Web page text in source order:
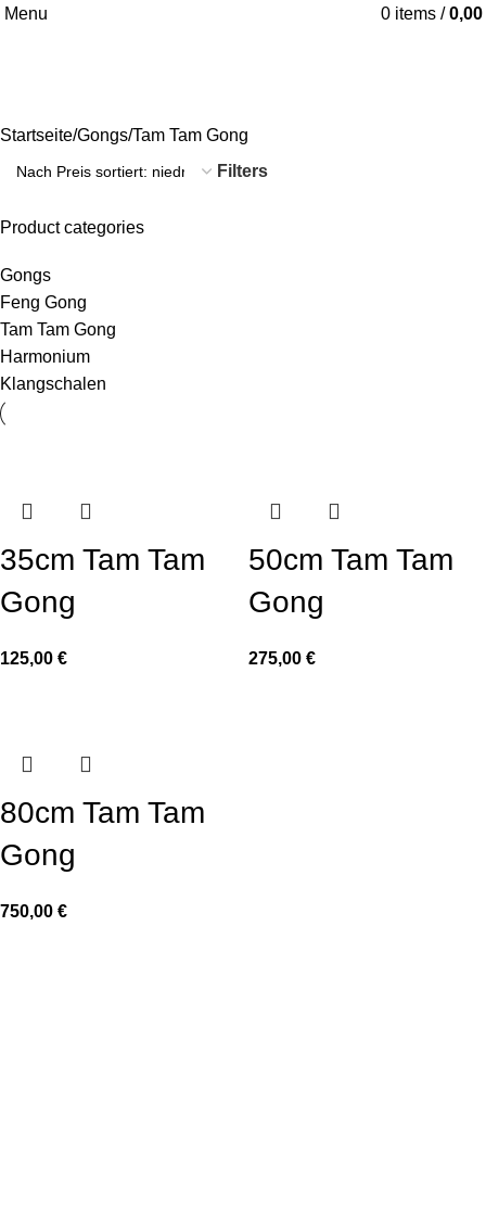
Menu 0 items / 0,00
Startseite Gongs Tam Tam Gong
Filters
Product categories
Gongs
Feng Gong
Tam Tam Gong
Harmonium
Klangschalen
35cm Tam Tam
Gong
125,00 €
50cm Tam Tam
Gong
275,00 €
80cm Tam Tam
Gong
750,00 €